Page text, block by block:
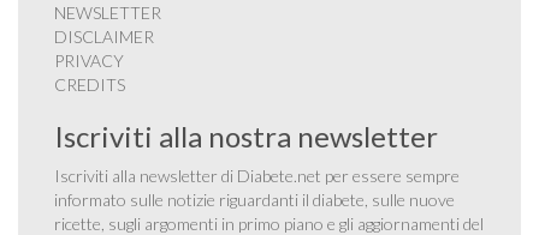
NEWSLETTER
DISCLAIMER
PRIVACY
CREDITS
Iscriviti alla nostra newsletter
Iscriviti alla newsletter di Diabete.net per essere sempre
informato sulle notizie riguardanti il diabete, sulle nuove
ricette, sugli argomenti in primo piano e gli aggiornamenti del